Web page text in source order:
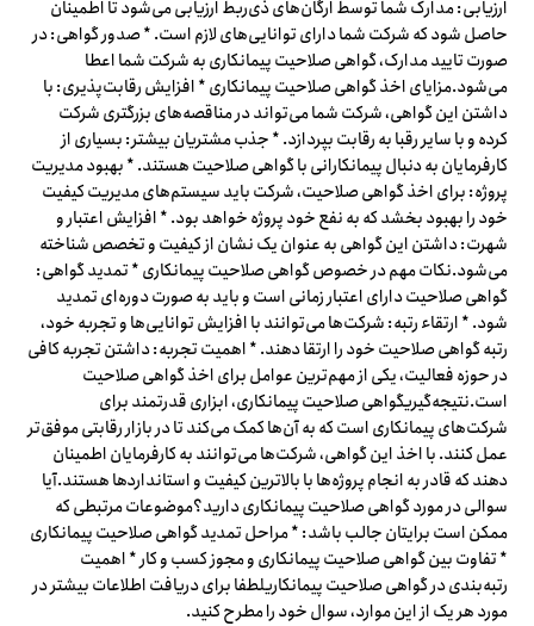
ارزیابی: مدارک شما توسط ارگان‌های ذی‌ربط ارزیابی می‌شود تا اطمینان
حاصل شود که شرکت شما دارای توانایی‌های لازم است. * صدور گواهی: در
صورت تایید مدارک، گواهی صلاحیت پیمانکاری به شرکت شما اعطا
می‌شود.مزایای اخذ گواهی صلاحیت پیمانکاری * افزایش رقابت‌پذیری: با
داشتن این گواهی، شرکت شما می‌تواند در مناقصه‌های بزرگتری شرکت
کرده و با سایر رقبا به رقابت بپردازد. * جذب مشتریان بیشتر: بسیاری از
کارفرمایان به دنبال پیمانکارانی با گواهی صلاحیت هستند. * بهبود مدیریت
پروژه: برای اخذ گواهی صلاحیت، شرکت باید سیستم‌های مدیریت کیفیت
خود را بهبود بخشد که به نفع خود پروژه خواهد بود. * افزایش اعتبار و
شهرت: داشتن این گواهی به عنوان یک نشان از کیفیت و تخصص شناخته
می‌شود.نکات مهم در خصوص گواهی صلاحیت پیمانکاری * تمدید گواهی:
گواهی صلاحیت دارای اعتبار زمانی است و باید به صورت دوره‌ای تمدید
شود. * ارتقاء رتبه: شرکت‌ها می‌توانند با افزایش توانایی‌ها و تجربه خود،
رتبه گواهی صلاحیت خود را ارتقا دهند. * اهمیت تجربه: داشتن تجربه کافی
در حوزه فعالیت، یکی از مهم‌ترین عوامل برای اخذ گواهی صلاحیت
است.نتیجه‌گیریگواهی صلاحیت پیمانکاری، ابزاری قدرتمند برای
شرکت‌های پیمانکاری است که به آن‌ها کمک می‌کند تا در بازار رقابتی موفق‌تر
عمل کنند. با اخذ این گواهی، شرکت‌ها می‌توانند به کارفرمایان اطمینان
دهند که قادر به انجام پروژه‌ها با بالاترین کیفیت و استانداردها هستند.آیا
سوالی در مورد گواهی صلاحیت پیمانکاری دارید؟موضوعات مرتبطی که
ممکن است برایتان جالب باشد: * مراحل تمدید گواهی صلاحیت پیمانکاری
* تفاوت بین گواهی صلاحیت پیمانکاری و مجوز کسب و کار * اهمیت
رتبه‌بندی در گواهی صلاحیت پیمانکاریلطفا برای دریافت اطلاعات بیشتر در
مورد هر یک از این موارد، سوال خود را مطرح کنید.